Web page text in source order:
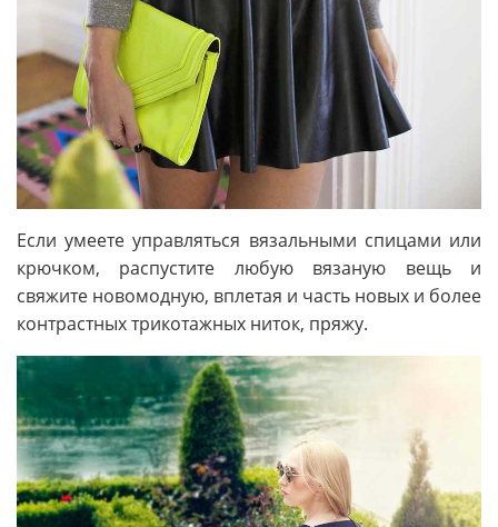
Если умеете управляться вязальными спицами или
крючком, распустите любую вязаную вещь и
свяжите новомодную, вплетая и часть новых и более
контрастных трикотажных ниток, пряжу.